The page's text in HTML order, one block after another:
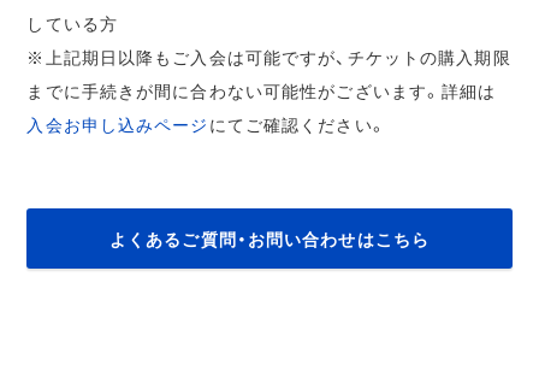
している方
※上記期日以降もご入会は可能ですが、チケットの購入期限
までに手続きが間に合わない可能性がございます。詳細は
入会お申し込みページ にてご確認ください。
よくあるご質問・お問い合わせはこちら